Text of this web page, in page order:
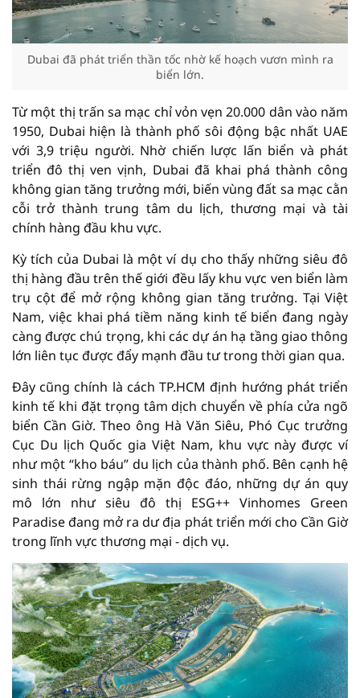
Dubai đã phát triển thần tốc nhờ kế hoạch vươn mình ra
biển lớn.
Từ một thị trấn sa mạc chỉ vỏn vẹn 20.000 dân vào năm
1950, Dubai hiện là thành phố sôi động bậc nhất UAE
với 3,9 triệu người. Nhờ chiến lược lấn biển và phát
triển đô thị ven vịnh, Dubai đã khai phá thành công
không gian tăng trưởng mới, biến vùng đất sa mạc cằn
cỗi trở thành trung tâm du lịch, thương mại và tài
chính hàng đầu khu vực.
Kỳ tích của Dubai là một ví dụ cho thấy những siêu đô
thị hàng đầu trên thế giới đều lấy khu vực ven biển làm
trụ cột để mở rộng không gian tăng trưởng. Tại Việt
Nam, việc khai phá tiềm năng kinh tế biển đang ngày
càng được chú trọng, khi các dự án hạ tầng giao thông
lớn liên tục được đẩy mạnh đầu tư trong thời gian qua.
Đây cũng chính là cách TP.HCM định hướng phát triển
kinh tế khi đặt trọng tâm dịch chuyển về phía cửa ngõ
biển Cần Giờ. Theo ông Hà Văn Siêu, Phó Cục trưởng
Cục Du lịch Quốc gia Việt Nam, khu vực này được ví
như một “kho báu” du lịch của thành phố. Bên cạnh hệ
sinh thái rừng ngập mặn độc đáo, những dự án quy
mô lớn như siêu đô thị ESG++ Vinhomes Green
Paradise đang mở ra dư địa phát triển mới cho Cần Giờ
trong lĩnh vực thương mại - dịch vụ.